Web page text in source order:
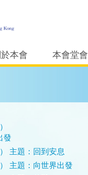
本會 本會堂會
發
主題：回到安息
主題：向世界出發